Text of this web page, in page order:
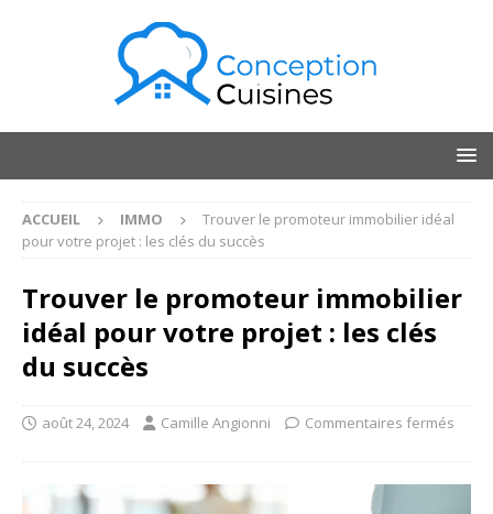
ACCUEIL IMMO
Trouver le promoteur immobilier idéal
pour votre projet : les clés du succès
Trouver le promoteur immobilier
idéal pour votre projet : les clés
du succès
août 24, 2024 Camille Angionni Commentaires fermés